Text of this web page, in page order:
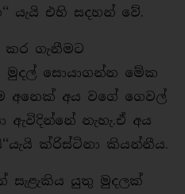
යැයි එහි සදහන් වේ.
කර ගැනීමට
මුදල් සොයාගන්න මේක
අනෙක් අය වගේ ගෙවල්
ඇවිදින්නේ නැහැ.ඒ අය
ක්රිස්ටිනා කියන්නීය.
සැළැකිය යුතු මුදලක්